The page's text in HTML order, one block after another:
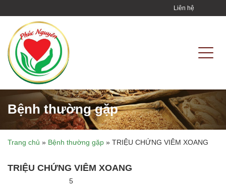
Liên hệ
Bệnh thường gặp
Trang chủ » Bệnh thường gặp » TRIỆU CHỨNG VIÊM XOANG
TRIỆU CHỨNG VIÊM XOANG
5